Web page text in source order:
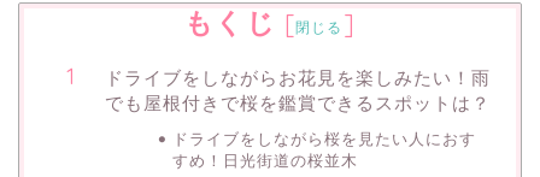
もくじ [閉じる ]
ドライブをしながらお花見を楽しみたい！雨
でも屋根付きで桜を鑑賞できるスポットは？
ドライブをしながら桜を見たい人におす
すめ！日光街道の桜並木